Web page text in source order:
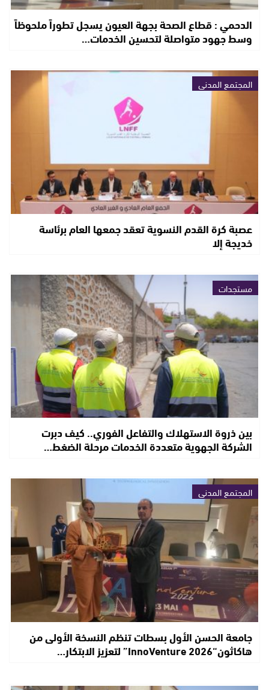
الدحمي : قطاع الصحة بجهة العيون يسجل تطوراً ملحوظاً
وسط جهود متواصلة لتحسين الخدمات…
المجتمع المدني
عصبة كرة القدم النسوية تعقد جمعها العام برئاسة
خديجة إلا
مستجدات
بين ذروة الاستهلاك والتفاعل الفوري.. كيف دبرت
الشركة الجهوية متعددة الخدمات مرحلة الضغط…
المجتمع المدني
جامعة الحسن الأول بسطات تنظم النسخة الأولى من
هاكاثون“InnoVenture 2026” لتعزيز الابتكار…